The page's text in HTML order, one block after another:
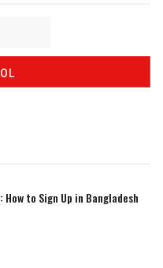
to Sign Up in Bangladesh